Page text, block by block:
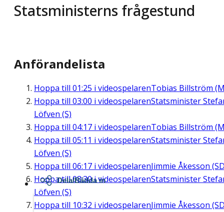
Statsministerns frågestund
Anförandelista
Hoppa till 01:25 i videospelarenTobias Billström
Hoppa till 03:00 i videospelarenStatsminister
Löfven (S)
Hoppa till 04:17 i videospelarenTobias Billström
Hoppa till 05:11 i videospelarenStatsminister
Löfven (S)
Hoppa till 06:17 i videospelarenJimmie Åkesson
Hoppa till08:30i videospelarenStatsminister
Löfven (S)
Hoppa till 10:32 i videospelarenJimmie Åkesson
Dela/Bädda in